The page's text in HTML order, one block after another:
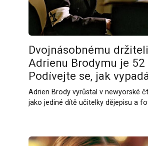
Dvojnásobnému
Adrienu Brodymu je 52
Podívejte se, jak
Adrien Brody vyrůstal v newyorské
jako jediné dítě učitelky dějepisu a